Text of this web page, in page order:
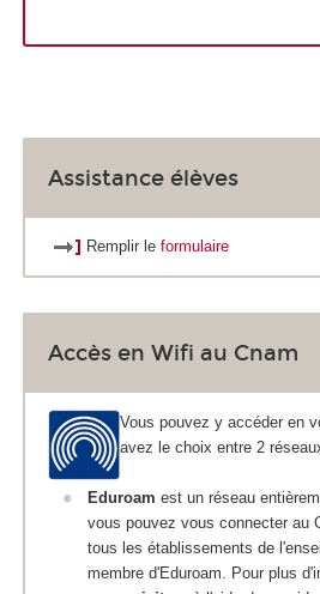
Assistance élèves
Remplir le formulaire
Accès en Wifi au Cnam
Vous pouvez y accéder en
avez le choix entre 2
Eduroam est un réseau
vous pouvez vous connecter au
tous les établissements de
membre d'Eduroam. Pour plus